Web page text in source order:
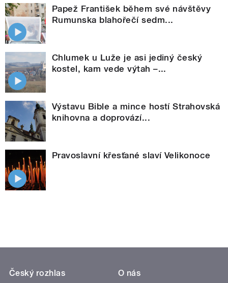
Papež František během své návštěvy
Rumunska blahořečí sedm...
Chlumek u Luže je asi jediný český
kostel, kam vede výtah –...
Výstavu Bible a mince hostí Strahovská
knihovna a doprovází...
Pravoslavní křesťané slaví Velikonoce
Český rozhlas
O nás